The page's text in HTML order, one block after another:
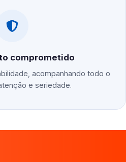
comprometido
acompanhando todo o
e seriedade.